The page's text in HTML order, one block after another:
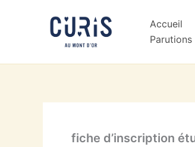
Accueil
fiche d’inscription